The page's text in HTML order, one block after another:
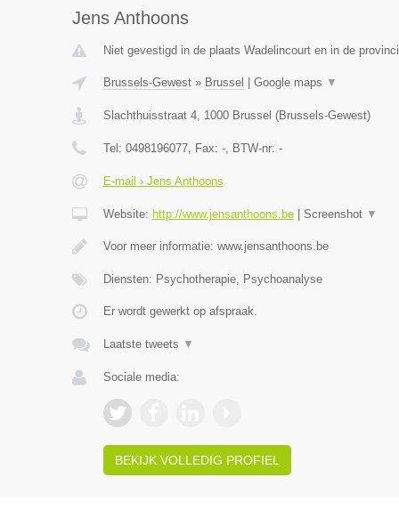
Jens Anthoons
Niet gevestigd in de plaats Wadelincourt en in de
Brussels-Gewest» Brussel Google maps ▼
Slachthuisstraat 4, 1000 Brussel (Brussels-Gewest)
Tel: 0498196077, Fax: -, BTW-nr: -
E-mail › Jens Anthoons
Website: http://www.jensanthoons.be| Screenshot ▼
Voor meer informatie: www.jensanthoons.be
Diensten: Psychotherapie, Psychoanalyse
Er wordt gewerkt op afspraak.
Laatste tweets ▼
Sociale media:
BEKIJK VOLLEDIG PROFIEL